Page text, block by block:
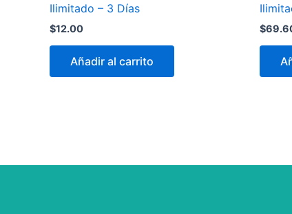
Ilimitado – 3 Días
$12.00
Añadir al carrito
$